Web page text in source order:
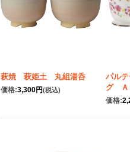
萩焼 萩姫土 丸組湯呑
価格:3,300円(税込)
パル
グ Ａ
価格: